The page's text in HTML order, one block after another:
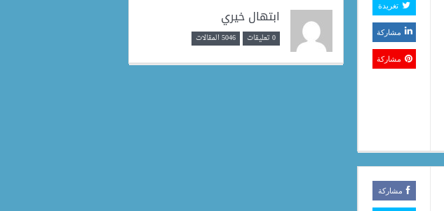
تغريدة
مشاركة
مشاركة
مشاركة
ابتهال خيري
0 تعليقات 5046 المقالات